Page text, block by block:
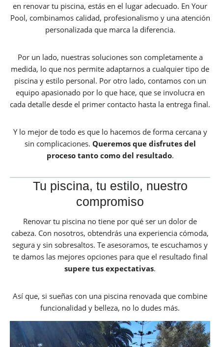
en renovar tu piscina, estás en el lugar adecuado. En Your
Pool, combinamos calidad, profesionalismo y una atención
personalizada que marca la diferencia.
Por un lado, nuestras soluciones son completamente a
medida, lo que nos permite adaptarnos a cualquier tipo de
piscina y estilo personal. Por otro lado, contamos con un
equipo apasionado por lo que hace, que se involucra en
cada detalle desde el primer contacto hasta la entrega final.
Y lo mejor de todo es que lo hacemos de forma cercana y
sin complicaciones. Queremos que disfrutes del
proceso tanto como del resultado.
Tu piscina, tu estilo, nuestro
compromiso
Renovar tu piscina no tiene por qué ser un dolor de
cabeza. Con nosotros, obtendrás una experiencia cómoda,
segura y sin sobresaltos. Te asesoramos, te escuchamos y
te damos las mejores opciones para que el resultado final
supere tus expectativas.
Así que, si sueñas con una piscina renovada que combine
funcionalidad y belleza, no lo dudes más.